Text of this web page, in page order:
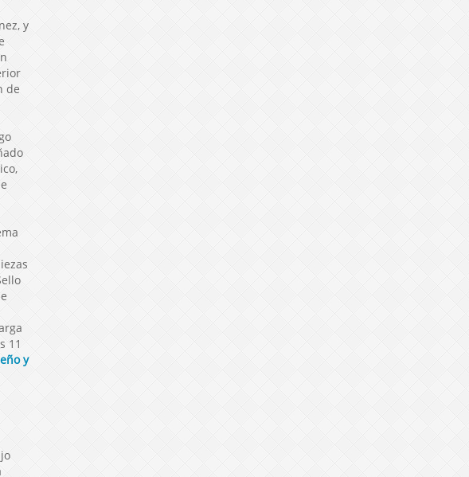
y
de
11
y